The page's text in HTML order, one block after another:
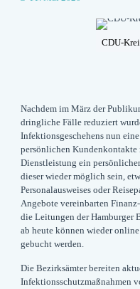
CDU-
Nachdem im März der
dringliche Fälle reduziert
Infektionsgeschehens nun
persönlichen Kundenkontakte
Dienstleistung ein
dieser wieder möglich sein,
Personalausweises oder
Angebote vereinbarten
die Leitungen der Hamburger
ab heute können wieder
gebucht werden.
Die Bezirksämter bereiten
Infektionsschutzmaßnahmen